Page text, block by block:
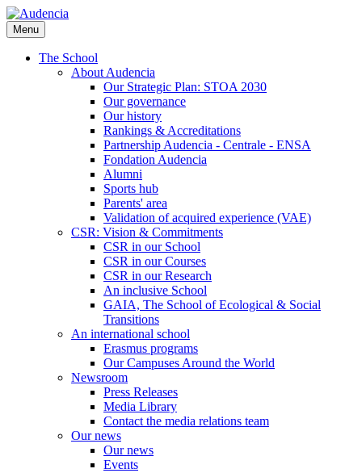
Skip
to
main
content
Menu
The School
About Audencia
Our Strategic Plan: STOA 2030
Our governance
Our history
Rankings & Accreditations
Partnership Audencia - Centrale - ENSA
Fondation Audencia
Alumni
Sports hub
Parents' area
Validation of acquired experience (VAE)
CSR: Vision & Commitments
CSR in our School
CSR in our Courses
CSR in our Research
An inclusive School
GAIA, The School of Ecological & Social
Transitions
An international school
Erasmus programs
Our Campuses Around the World
Newsroom
Press Releases
Media Library
Contact the media relations team
Our news
Our news
Events